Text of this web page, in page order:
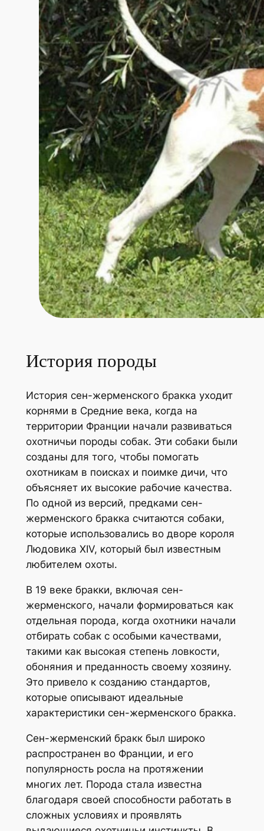
История породы
История сен-жерменского бракка уходит
корнями в Средние века, когда на
территории Франции начали развиваться
охотничьи породы собак. Эти собаки были
созданы для того, чтобы помогать
охотникам в поисках и поимке дичи, что
объясняет их высокие рабочие качества.
По одной из версий, предками сен-
жерменского бракка считаются собаки,
которые использовались во дворе короля
Людовика XIV, который был известным
любителем охоты.
В 19 веке бракки, включая сен-
жерменского, начали формироваться как
отдельная порода, когда охотники начали
отбирать собак с особыми качествами,
такими как высокая степень ловкости,
обоняния и преданность своему хозяину.
Это привело к созданию стандартов,
которые описывают идеальные
характеристики сен-жерменского бракка.
Сен-жерменский бракк был широко
распространен во Франции, и его
популярность росла на протяжении
многих лет. Порода стала известна
благодаря своей способности работать в
сложных условиях и проявлять